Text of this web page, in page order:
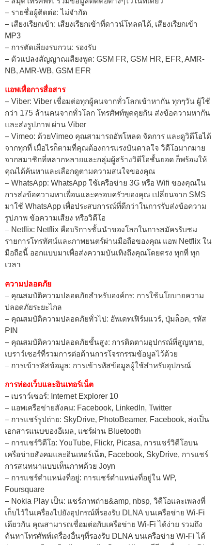
– รายชื่อผู้ติดต่อ: ไม่จำกัด
– เสียงเรียกเข้า: เสียงเรียกเข้าที่ดาวน์โหลดได้, เสียงเรียกเข้า
MP3
– การตัดเสียงรบกวน: รองรับ
– ตัวแปลงสัญญาณเสียงพูด: GSM FR, GSM HR, EFR, AMR-
NB, AMR-WB, GSM EFR
แอพเพื่อการสื่อสาร
– Viber: Viber เชื่อมต่อทุกผู้คนจากทั่วโลกเข้าหากัน ทุกๆวัน ผู้ใช้
กว่า 175 ล้านคนจากทั่วโลก โทรศัพท์พูดคุยกัน ส่งข้อความหากัน
และส่งรูปภาพ ผ่าน Viber
– Vimeo: ด้วยVimeo คุณสามารถอัพโหลด จัดการ และดูวิดีโอได้
จากทุกที่ เมื่อไรก็ตามที่คุณต้องการแรงบันดาลใจ วิดีโอมากมาย
จากสมาชิกที่หลากหลายและกลุ่มผู้สร้างวิดีโอชั้นยอด ก็พร้อมให้
คุณได้ค้นหาและเลือกดูตามความสนใจของคุณ
– WhatsApp: WhatsApp ใช้เครือข่าย 3G หรือ Wifi ของคุณใน
การส่งข้อความหาเพื่อนและครอบครัวของคุณ เปลี่ยนจาก SMS
มาใช้ WhatsApp เพื่อประสบการณ์ที่ดีกว่าในการรับส่งข้อความ
รูปภาพ ข้อความเสียง หรือวิดีโอ
– Netflix: Netflix คือบริการชั้นนำของโลกในการสมัครรับชม
รายการโทรทัศน์และภาพยนตร์ผ่านมือถือของคุณ แอพ Netflix ใน
มือถือนี้ ออกแบบมาเพื่อส่งความบันเทิงถึงคุณโดยตรง ทุกที่ ทุก
เวลา
ความปลอดภัย
– คุณสมบัติความปลอดภัยสำหรับองค์กร: การใช้นโยบายความ
ปลอดภัยระยะไกล
– คุณสมบัติความปลอดภัยทั่วไป: อัพเดทเฟิร์มแวร์, ปุ่มล็อค, รหัส
PIN
– คุณสมบัติความปลอดภัยขั้นสูง: การติดตามอุปกรณ์ที่สูญหาย,
เบราว์เซอร์ที่รวมการต่อต้านการโจรกรรมข้อมูลไว้ด้วย
– การเข้ารหัสข้อมูล: การเข้ารหัสข้อมูลผู้ใช้สำหรับอุปกรณ์
การท่องเว็บและอินเทอร์เน็ต
– เบราว์เซอร์: Internet Explorer 10
– แอพเครือข่ายสังคม: Facebook, LinkedIn, Twitter
– การแชร์รูปถ่าย: SkyDrive, PhotoBeamer, Facebook, ส่งเป็น
เอกสารแนบของอีเมล, แชร์ผ่าน Bluetooth
– การแชร์วิดีโอ: YouTube, Flickr, Picasa, การแชร์วิดีโอบน
เครือข่ายสังคมและอินเทอร์เน็ต, Facebook, SkyDrive, การแชร์
การสนทนาแบบเห็นภาพด้วย Joyn
– การแชร์ตำแหน่งที่อยู่: การแชร์ตำแหน่งที่อยู่ใน WP,
Foursquare
– Nokia Play เป็น: แชร์ภาพถ่าย&amp, nbsp, วิดีโอและเพลงที่
เก็บไว้ในเครื่องไปยังอุปกรณ์ที่รองรับ DLNA บนเครือข่าย Wi-Fi
เดียวกัน คุณสามารถเชื่อมต่อกับเครือข่าย Wi-Fi ได้ง่าย รวมถึง
ค้นหาโทรศัพท์เครื่องอื่นๆที่รองรับ DLNA บนเครือข่าย Wi-Fi ได้